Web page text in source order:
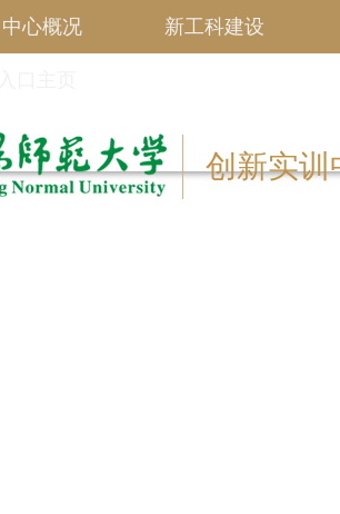
中心概况 新工科建设
创新实训